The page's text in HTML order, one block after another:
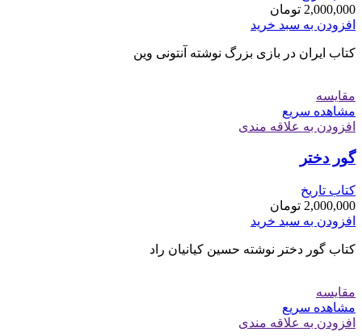
2,000,000 تومان
افزودن به سبد خرید
کتاب ایران در بازی بزرگ نوشته آنتونی وین
مقایسه
مشاهده سریع
افزودن به علاقه مندی
گور دختر
کتاب تاریخ
2,000,000 تومان
افزودن به سبد خرید
کتاب گور دختر نوشته حسین کیانیان راد
مقایسه
مشاهده سریع
افزودن به علاقه مندی